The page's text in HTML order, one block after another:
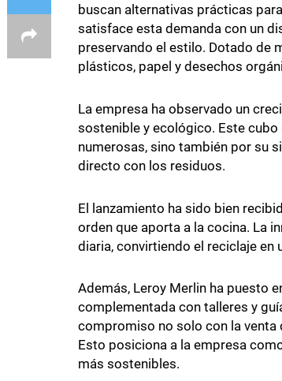
buscan alternativas prácticas
satisface esta demanda con un
preservando el estilo. Dotado de
plásticos, papel y desechos
La empresa ha observado un
sostenible y ecológico. Este
numerosas, sino también por su
directo con los residuos.
El lanzamiento ha sido bien
orden que aporta a la cocina. La
diaria, convirtiendo el reciclaje en
Además, Leroy Merlin ha puesto
complementada con talleres y
compromiso no solo con la
Esto posiciona a la empresa
más sostenibles.